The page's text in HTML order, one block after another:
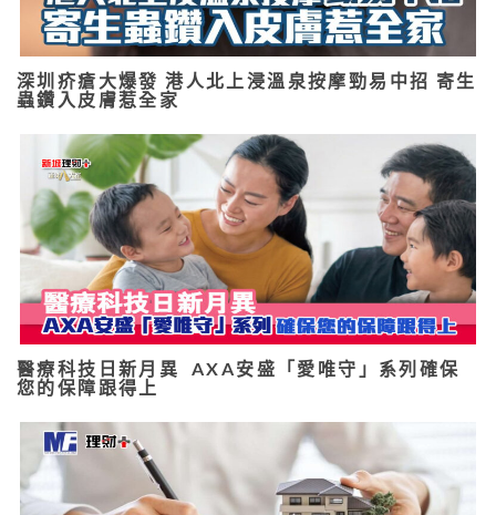
深圳疥瘡大爆發 港人北上浸溫泉按摩勁易中招 寄生
蟲鑽入皮膚惹全家
醫療科技日新月異 AXA安盛「愛唯守」系列確保
您的保障跟得上